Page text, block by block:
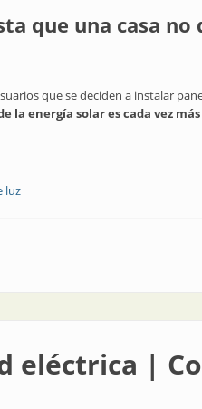
que una casa
que se deciden a instalar
la energía solar es cada vez
luz
de luz
eléctrica |